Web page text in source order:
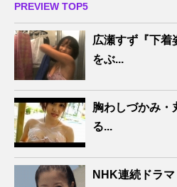
PREVIEW TOP5
広瀬すず『下着
をぶ...
胸わしづかみ・
る...
NHK連続ドラ